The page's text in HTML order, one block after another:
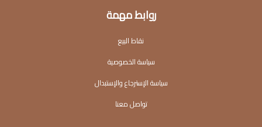
روابط مهمة
نقاط البيع
سياسة الخصوصية
سياسة الإسترجاع والإستبدال
تواصل معنا